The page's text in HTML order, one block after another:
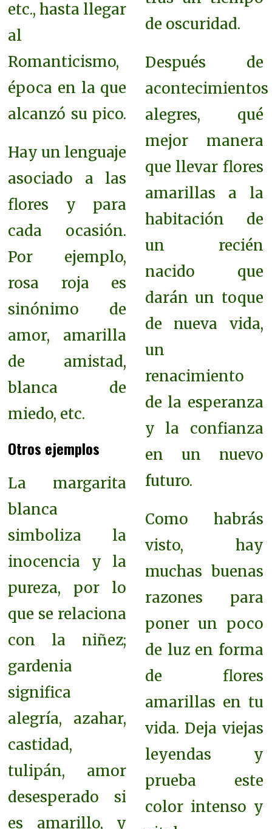
etc., hasta llegar
al
Romanticismo,
época en la que
alcanzó su pico.
Hay un lenguaje
asociado a las
flores y para
cada ocasión.
Por ejemplo,
rosa roja es
sinónimo de
amor, amarilla
de amistad,
blanca de
miedo, etc.
Otros ejemplos
La margarita
blanca
simboliza la
inocencia y la
pureza, por lo
que se relaciona
con la niñez;
gardenia
significa
alegría, azahar,
castidad,
tulipán, amor
desesperado si
es amarillo, y
de oscuridad.
Después de
acontecimientos
alegres, qué
mejor manera
que llevar flores
amarillas a la
habitación de
un recién
nacido que
darán un toque
de nueva vida,
un
renacimiento
de la esperanza
y la confianza
en un nuevo
futuro.
Como habrás
visto, hay
muchas buenas
razones para
poner un poco
de luz en forma
de flores
amarillas en tu
vida. Deja viejas
leyendas y
prueba este
color intenso y